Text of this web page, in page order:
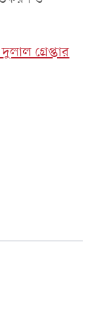
গ্রেপ্তার